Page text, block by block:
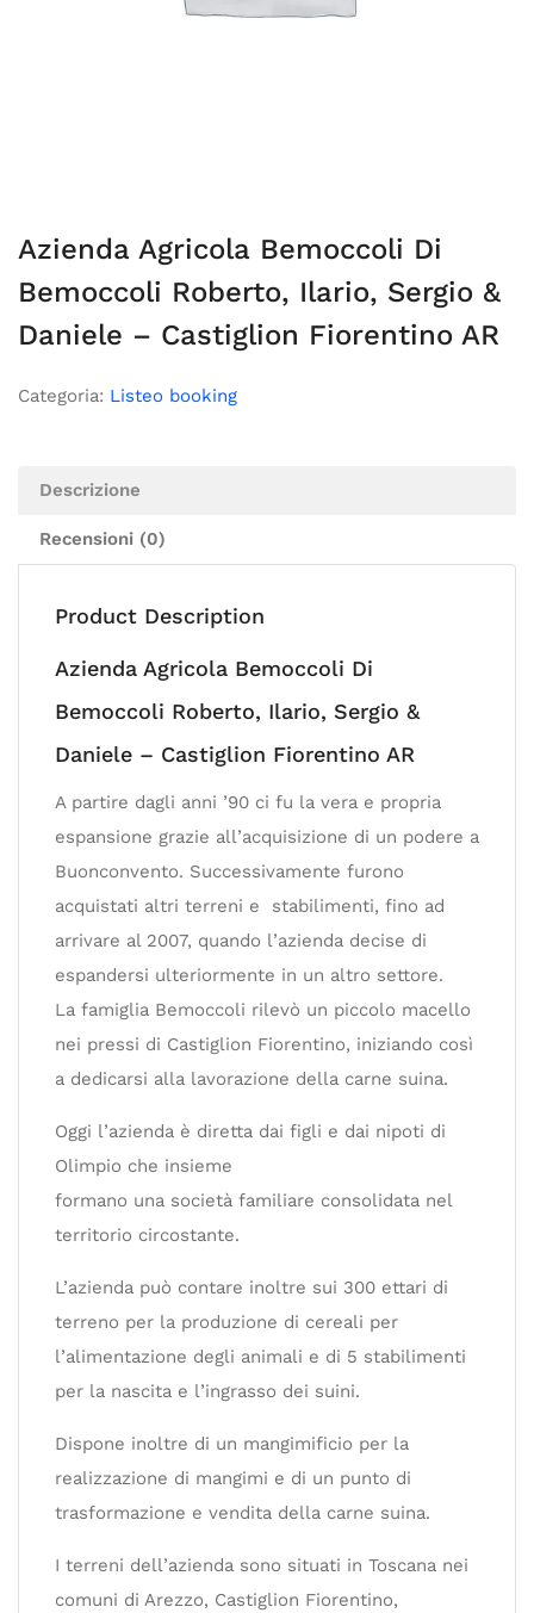
Azienda Agricola Bemoccoli Di
Bemoccoli Roberto, Ilario, Sergio &
Daniele – Castiglion Fiorentino AR
Categoria: Listeo booking
Descrizione
Recensioni (0)
Product Description
Azienda Agricola Bemoccoli Di
Bemoccoli Roberto, Ilario, Sergio &
Daniele – Castiglion Fiorentino AR
A partire dagli anni ’90 ci fu la vera e propria
espansione grazie all’acquisizione di un podere a
Buonconvento. Successivamente furono
acquistati altri terreni e stabilimenti, fino ad
arrivare al 2007, quando l’azienda decise di
espandersi ulteriormente in un altro settore.
La famiglia Bemoccoli rilevò un piccolo macello
nei pressi di Castiglion Fiorentino, iniziando così
a dedicarsi alla lavorazione della carne suina.
Oggi l’azienda è diretta dai figli e dai nipoti di
Olimpio che insieme
formano una società familiare consolidata nel
territorio circostante.
L’azienda può contare inoltre sui 300 ettari di
terreno per la produzione di cereali per
l’alimentazione degli animali e di 5 stabilimenti
per la nascita e l’ingrasso dei suini.
Dispone inoltre di un mangimificio per la
realizzazione di mangimi e di un punto di
trasformazione e vendita della carne suina.
I terreni dell’azienda sono situati in Toscana nei
comuni di Arezzo, Castiglion Fiorentino,